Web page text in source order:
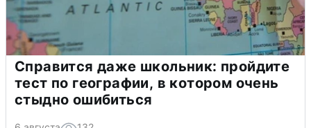
Справится даже школьник: пройдите
тест по географии, в котором очень
стыдно ошибиться